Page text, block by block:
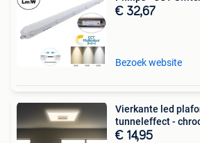
€ 32,67
Bezoek website
Vierkante led
tunneleffect -
€ 14,95